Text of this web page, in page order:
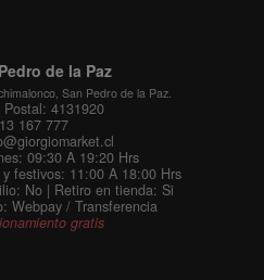
de la Paz
San Pedro de la Paz.
4131920
167 777
09:30 A 19:20 Hrs
festivos: 11:00 A 18:00 Hrs
No | Retiro en tienda: Si
Webpay / Transferencia
gratis